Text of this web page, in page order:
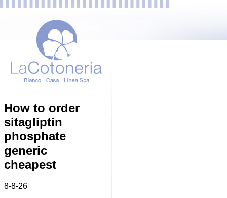
How to order
sitagliptin
phosphate
generic
cheapest
8-8-26